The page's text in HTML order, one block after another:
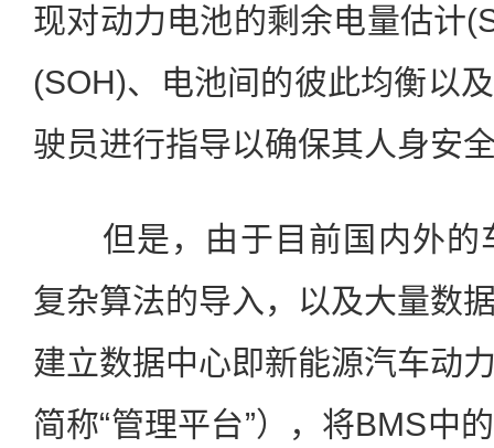
现对动力电池的剩余电量估计
(SOH)、电池间的彼此均衡以
驶员进行指导以确保其人身安
但是，由于目前国内外的
复杂算法的导入，以及大量数
建立数据中心即新能源汽车动
简称“管理平台”），将BMS中